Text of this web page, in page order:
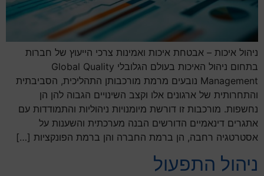
ניהול איכות – אבטחת איכות ואמינות צרכי הייעוץ של חברות
בתחום ניהול האיכות בעולם הגלובלי Global Quality
Management נובעים מרמת מורכבותן התהליכית, הסביבתית
והתחרותית של ארגונים אלו וקצב השינויים הגבוה להן הן
נחשפות. מורכבות זו דורשת מיומנויות ניהוליות והתמודדות עם
אתגרים דינאמיים הדורשים הבנה מערכתית והשענות על
אסטרטגיה רחבה, הן ברמת החברה והן ברמת הפונקציות […]
ניהול התפעול